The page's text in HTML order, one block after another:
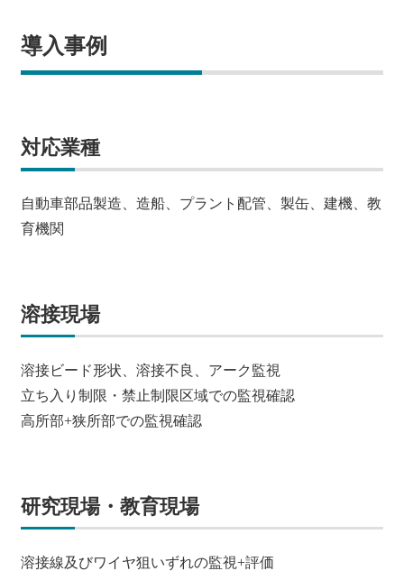
導入事例
対応業種
自動車部品製造、造船、プラント配管、製缶、建機、教
育機関
溶接現場
溶接ビード形状、溶接不良、アーク監視
立ち入り制限・禁止制限区域での監視確認
高所部+狭所部での監視確認
研究現場・教育現場
溶接線及びワイヤ狙いずれの監視+評価